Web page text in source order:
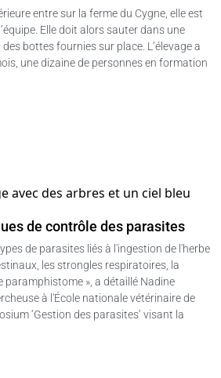
entre sur la ferme du Cygne, elle est
Elle doit alors sauter dans une
bottes fournies sur place. L’élevage a
une dizaine de personnes en formation
de contrôle des parasites
de parasites liés à l'ingestion de l'herbe
les strongles respiratoires, la
paramphistome », a détaillé Nadine
à l'École nationale vétérinaire de
‘Gestion des parasites’ visant la